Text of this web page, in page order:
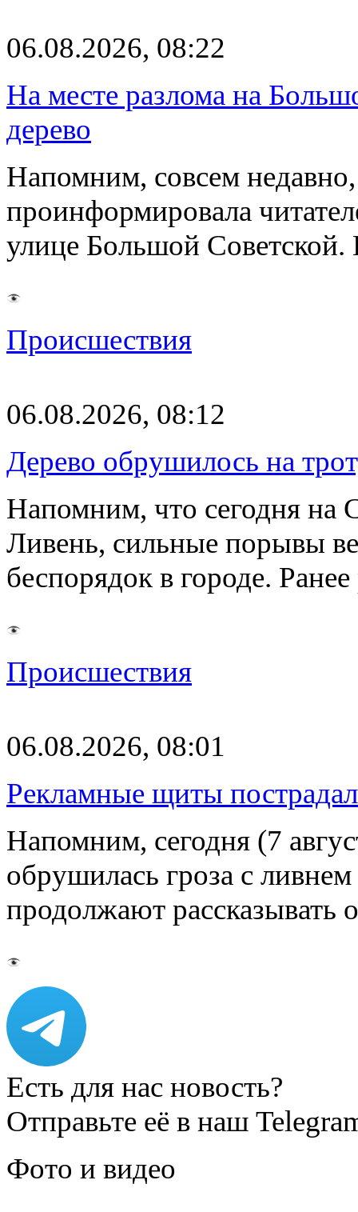
06.08.2026, 08:22
На месте разлома на
дерево
Напомним, совсем
проинформировала
улице Большой Советской.
Происшествия
06.08.2026, 08:12
Дерево обрушилось на
Напомним, что сегодня на
Ливень, сильные порывы
беспорядок в городе.
Происшествия
06.08.2026, 08:01
Рекламные щиты
Напомним, сегодня (7
обрушилась гроза с
продолжают рассказывать
Есть для нас новость?
Отправьте её в наш
Фото и видео